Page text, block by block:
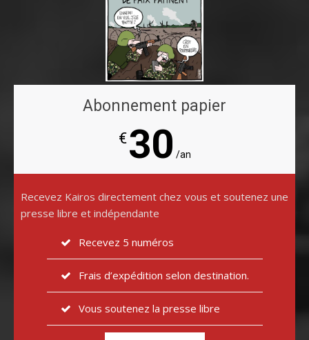
Abonnement papier
€30 /an
Recevez Kairos directement chez vous et soutenez une
presse libre et indépendante
Recevez 5 numéros
Frais d’expédition selon destination.
Vous soutenez la presse libre